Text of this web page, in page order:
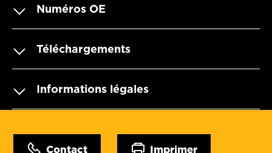
Numéros OE
Téléchargements
Informations légales
Contact Imprimer